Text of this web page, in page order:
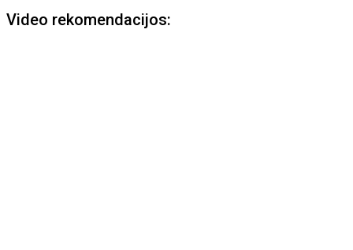
Video rekomendacijos: